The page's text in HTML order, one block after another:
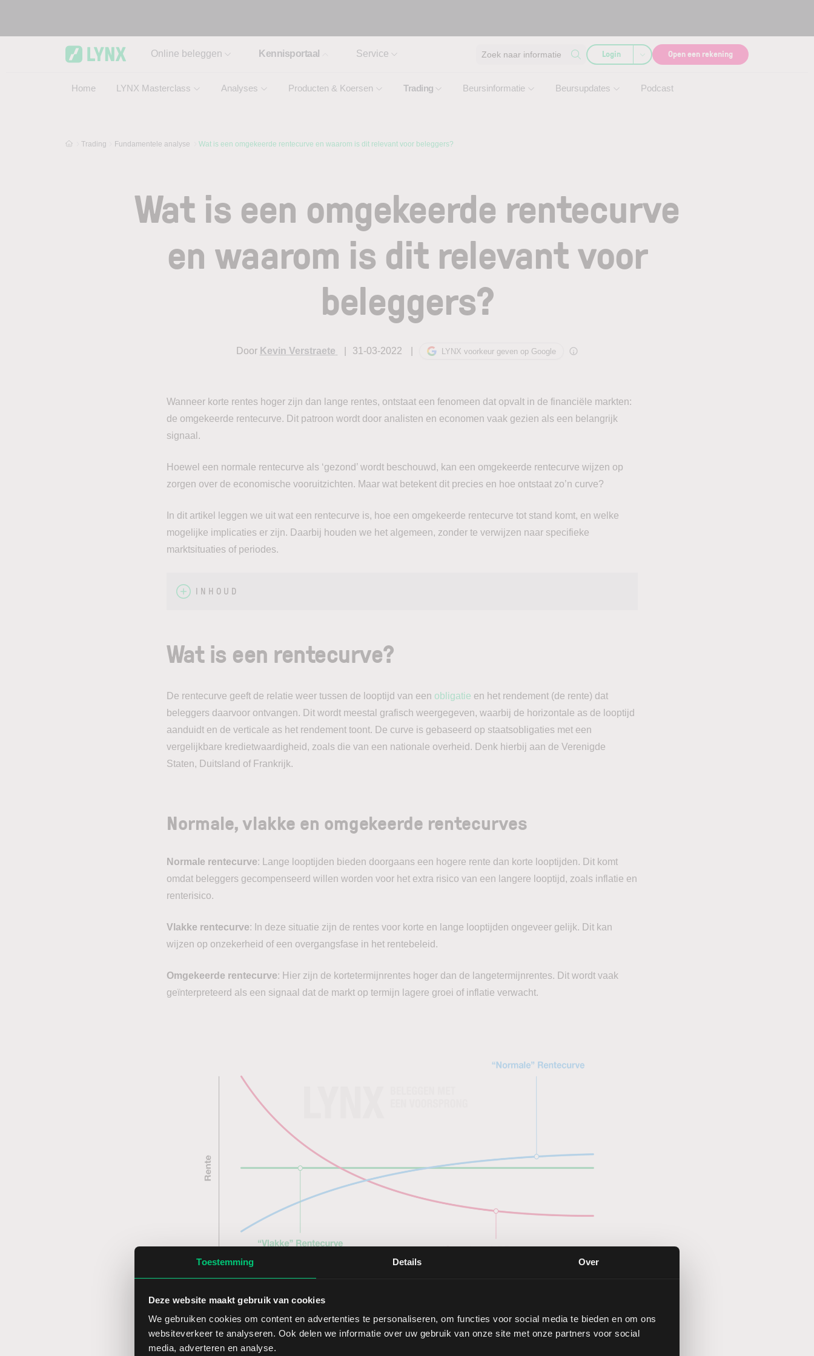
Toestemming Details Over
Deze website maakt gebruik van cookies
We gebruiken cookies om content en advertenties te personaliseren, om functies voor social media te bieden en om ons
websiteverkeer te analyseren. Ook delen we informatie over uw gebruik van onze site met onze partners voor social
media, adverteren en analyse.
Online beleggen Kennisportaal
Home LYNX Masterclass Analyses Producten & Koersen Trading Beursinformatie Beursupdates Podcast
Service Zoek naar informatie Login Open een rekening
Trading Fundamentele analyse Wat is een omgekeerde rentecurve en waarom is dit relevant voor beleggers?
Wat is een omgekeerde rentecurve
en waarom is dit relevant voor
beleggers?
Door Kevin Verstraete 31-03-2022 LYNX voorkeur geven op Google
Wanneer korte rentes hoger zijn dan lange rentes, ontstaat een fenomeen dat opvalt in de financiële markten:
de omgekeerde rentecurve. Dit patroon wordt door analisten en economen vaak gezien als een belangrijk
signaal.
Hoewel een normale rentecurve als ‘gezond’ wordt beschouwd, kan een omgekeerde rentecurve wijzen op
zorgen over de economische vooruitzichten. Maar wat betekent dit precies en hoe ontstaat zo’n curve?
In dit artikel leggen we uit wat een rentecurve is, hoe een omgekeerde rentecurve tot stand komt, en welke
mogelijke implicaties er zijn. Daarbij houden we het algemeen, zonder te verwijzen naar specifieke
marktsituaties of periodes.
INHOUD
Wat is een rentecurve?
De rentecurve geeft de relatie weer tussen de looptijd van een obligatie en het rendement (de rente) dat
beleggers daarvoor ontvangen. Dit wordt meestal grafisch weergegeven, waarbij de horizontale as de looptijd
aanduidt en de verticale as het rendement toont. De curve is gebaseerd op staatsobligaties met een
vergelijkbare kredietwaardigheid, zoals die van een nationale overheid. Denk hierbij aan de Verenigde
Staten, Duitsland of Frankrijk.
Normale, vlakke en omgekeerde rentecurves
Normale rentecurve: Lange looptijden bieden doorgaans een hogere rente dan korte looptijden. Dit komt
omdat beleggers gecompenseerd willen worden voor het extra risico van een langere looptijd, zoals inflatie en
renterisico.
Vlakke rentecurve: In deze situatie zijn de rentes voor korte en lange looptijden ongeveer gelijk. Dit kan
wijzen op onzekerheid of een overgangsfase in het rentebeleid.
Omgekeerde rentecurve: Hier zijn de kortetermijnrentes hoger dan de langetermijnrentes. Dit wordt vaak
geïnterpreteerd als een signaal dat de markt op termijn lagere groei of inflatie verwacht.